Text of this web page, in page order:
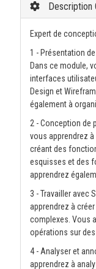
Description
Expert de
1 - Présentation
Dans ce module,
interfaces
Design et
également à
2 - Conception de
vous apprendrez
créant des
esquisses et des
apprendrez
3 - Travailler avec
apprendrez à
complexes. Vous
opérations sur
4 - Analyser et
apprendrez à